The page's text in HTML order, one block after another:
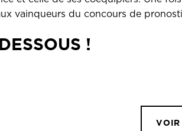
vainqueurs du concours de
!
VOIR